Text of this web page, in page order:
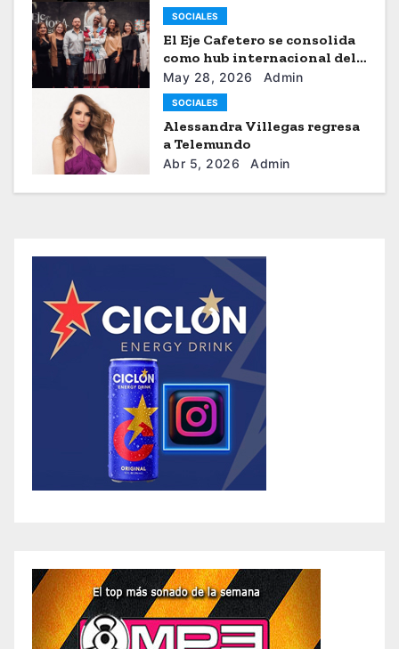
SOCIALES
El Eje Cafetero se consolida
como hub internacional del
sistema moda
May 28, 2026 Admin
SOCIALES
Alessandra Villegas regresa
a Telemundo
Abr 5, 2026 Admin